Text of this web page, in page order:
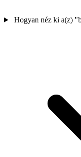
Hogyan néz ki a(z)